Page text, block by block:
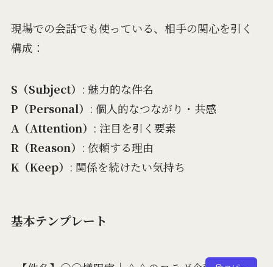
現場での会話でも使っている、相手の関心を引く
構成：
S（Subject） : 魅力的な件名
P（Personal） : 個人的なつながり・共感
A（Attention） : 注目を引く要素
R（Reason） : 依頼する理由
K（Keep） : 関係を続けたい気持ち
基本テンプレート